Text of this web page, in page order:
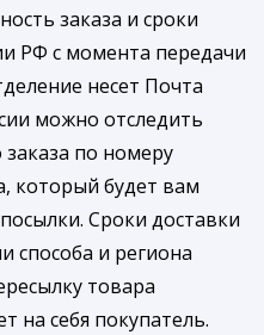
заказа и сроки
РФ с момента передачи
несет Почта
можно отследить
по номеру
который будет вам
Сроки доставки
способа и региона
товара
на себя покупатель.